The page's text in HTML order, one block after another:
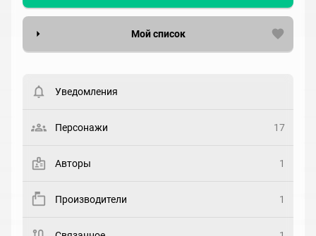
Мой список
Статус
Рейтинг
Уведомления
Персонажи 17
Авторы 1
Производители 1